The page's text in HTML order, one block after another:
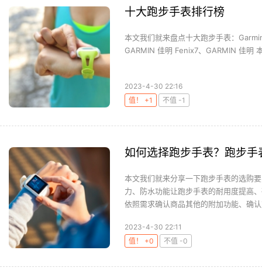
十大跑步手表排行榜
本文我们就来盘点十大跑步手表：
GARMIN 佳明 Fenix7、GARMIN 佳明
2023-4-30 22:16
值！ +1
不值 -1
如何选择跑步手表？跑步手
本文我们就来分享一下跑步手表的选购
力、防水功能让跑步手表的耐用度提高
依照需求确认商品其他的附加功能、确
2023-4-30 22:11
值！ +0
不值 -0